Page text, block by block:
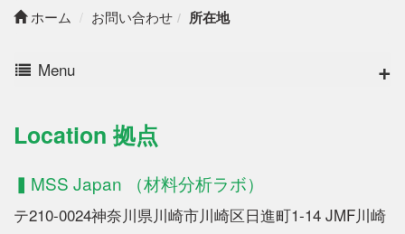
ホーム お問い合わせ 所在地
Menu
Location 拠点
▍MSS Japan （材料分析ラボ）
テ210-0024神奈川県川崎市川崎区日進町1‐14 JMF川崎